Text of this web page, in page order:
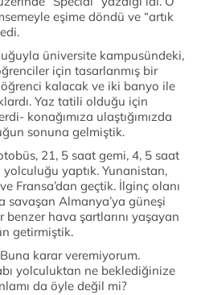
eşime döndü ve “artık
üniversite kampusündeki,
için tasarlanmış bir
kalacak ve iki banyo ile
Yaz tatili olduğu için
konağımıza ulaştığımızda
sonuna gelmiştik.
21, 5 saat gemi, 4, 5 saat
yaptık. Yunanistan,
Fransa’dan geçtik. İlginç olanı
savaşan Almanya’ya güneşi
hava şartlarını yaşayan
getirmiştik.
karar veremiyorum.
yolculuktan ne beklediğinize
da öyle değil mi?